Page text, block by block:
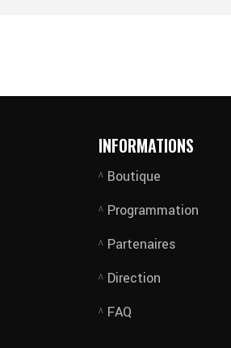
INFORMATIONS
Boutique
Programmation
Partenaires
Direction
FAQ